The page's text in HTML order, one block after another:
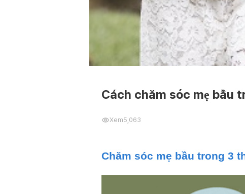
Cách chăm sóc mẹ bầu
Xem5,063
Chăm sóc mẹ bầu trong 3